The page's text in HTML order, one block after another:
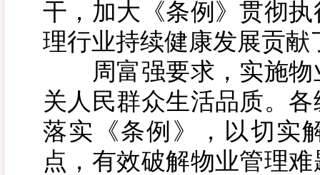
干，加大《条例》贯彻
理行业持续健康发展贡献
周富强要求，实施物
关人民群众生活品质。
落实《条例》，以切实
点，有效破解物业管理